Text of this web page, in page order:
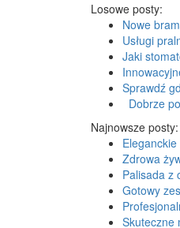
Losowe posty:
Nowe
Usługi
Jaki
Sprawdź
Dobrze
Najnowsze posty:
Zdrowa
Palisada z
Gotowy
Skuteczne